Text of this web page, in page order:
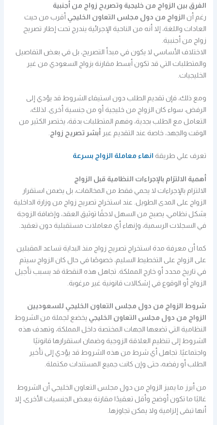
الفرق بين الزواج من خليجية وتصريح زواج من أجنبية
رغم أن الزواج من دول مجلس التعاون الخليجي أقرب من حيث
العادات واللغة، إلا أنه من الناحية الإجرائية يندرج تحت إطار تصريح
زواج من أجنبية.
الاختلاف الأساسي لا يكون في مبدأ التصريح، بل في بعض التفاصيل
والمتطلبات التي قد تكون أبسط مقارنة بزواج السعودي من غير
الخليجيات.
ومع ذلك، فإن تقديم الطلب دون استيفاء الشروط قد يؤدي إلى
الرفض، سواء كان الزواج من خليجية أو من جنسية أخرى. لذلك،
التعامل مع الطلب بجدية، وفهم المتطلبات بدقة، يختصر الكثير من
الوقت والجهد، خاصة عند التقديم عبر أبشر تصريح زواج
تعرف علي طريقة انهاء معاملة الزواج بسرعة
أهمية الالتزام بالإجراءات النظامية قبل الزواج
الالتزام بالإجراءات لا يحمي فقط من المخالفات، بل يضمن استقرار
الزواج على المدى الطويل. عند استخراج تصريح زواج من وزارة الداخلية
بشكل نظامي، يصبح من السهل لاحقًا توثيق العقد، وإضافة الزوجة
في السجلات الرسمية، وإنهاء أي معاملات مستقبلية دون تعقيد.
كما أن معرفة مدة استخراج تصريح زواج منذ البداية تساعد المقبلين
على الزواج على التخطيط السليم، خصوصًا في حال كان الزواج سيتم
في تاريخ محدد أو خارج المملكة. تجاهل هذه النقطة قد يسبب تأجيل
الزواج أو الوقوع في إشكالات قانونية غير مرغوبة.
شروط الزواج من دول مجلس التعاون الخليجي للسعوديين
الزواج من دول مجلس التعاون الخليجي يخضع لجملة من الشروط
النظامية التي تضعها الجهات المختصة داخل المملكة، وتهدف هذه
الشروط إلى تنظيم العلاقة الزوجية وضمان استقرارها قانونيًا
واجتماعيًا. تجاهل أي شرط من هذه الشروط قد يؤدي إلى تأخير
الطلب أو رفضه، حتى وإن كانت جميع المستندات مكتملة.
من أبرز ما يميز الزواج من دول مجلس التعاون الخليجي أن الشروط
غالبًا ما تكون أوضح وأقل تعقيدًا مقارنة ببعض الجنسيات الأخرى، إلا
أنها تبقى إلزامية ولا يمكن تجاوزها.